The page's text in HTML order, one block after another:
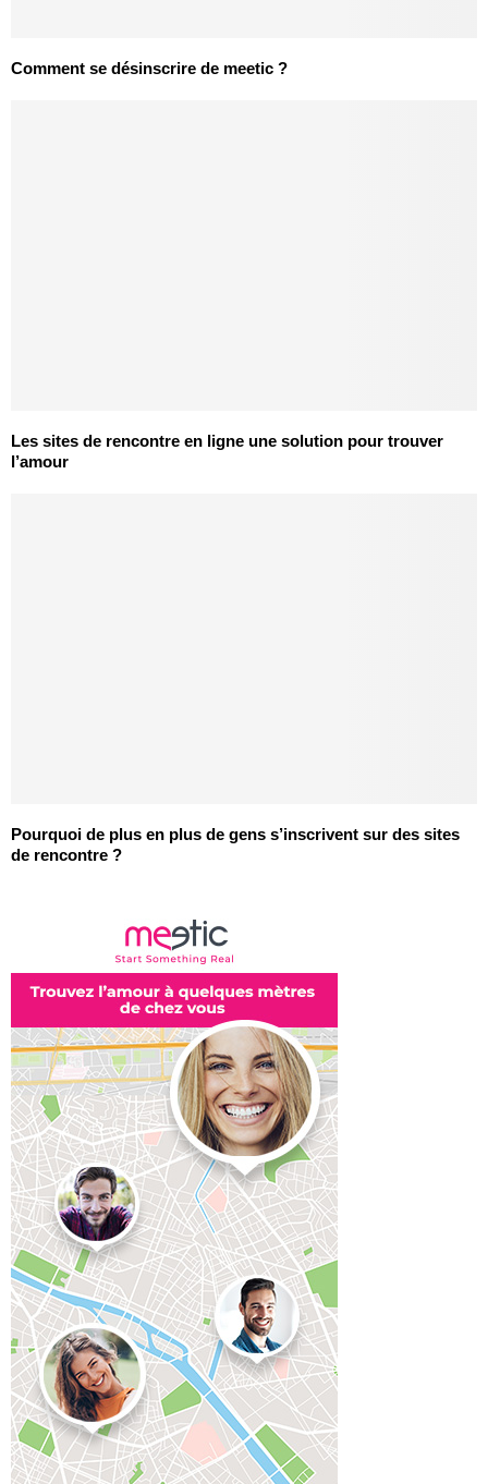
Comment se désinscrire de meetic ?
Les sites de rencontre en ligne une solution pour trouver
l’amour
Pourquoi de plus en plus de gens s’inscrivent sur des sites
de rencontre ?